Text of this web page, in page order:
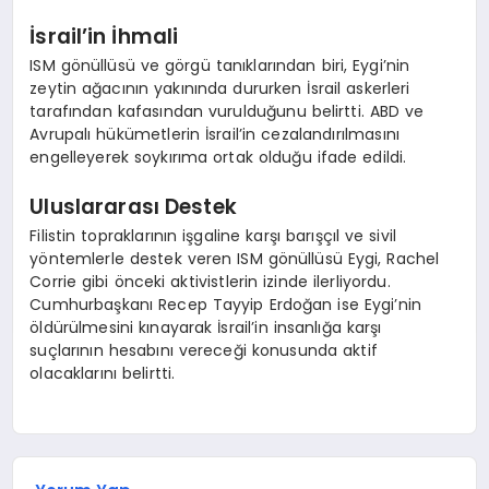
İsrail’in İhmali
ISM gönüllüsü ve görgü tanıklarından biri, Eygi’nin
zeytin ağacının yakınında dururken İsrail askerleri
tarafından kafasından vurulduğunu belirtti. ABD ve
Avrupalı hükümetlerin İsrail’in cezalandırılmasını
engelleyerek soykırıma ortak olduğu ifade edildi.
Uluslararası Destek
Filistin topraklarının işgaline karşı barışçıl ve sivil
yöntemlerle destek veren ISM gönüllüsü Eygi, Rachel
Corrie gibi önceki aktivistlerin izinde ilerliyordu.
Cumhurbaşkanı Recep Tayyip Erdoğan ise Eygi’nin
öldürülmesini kınayarak İsrail’in insanlığa karşı
suçlarının hesabını vereceği konusunda aktif
olacaklarını belirtti.